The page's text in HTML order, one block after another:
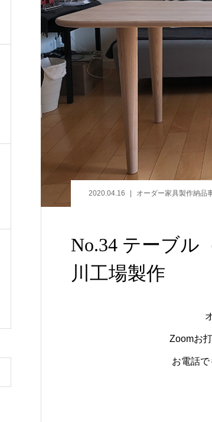
2020.04.16 オーダー家具製作納品
No.34 テーブル
川工場製作
Zoomお
お電話で